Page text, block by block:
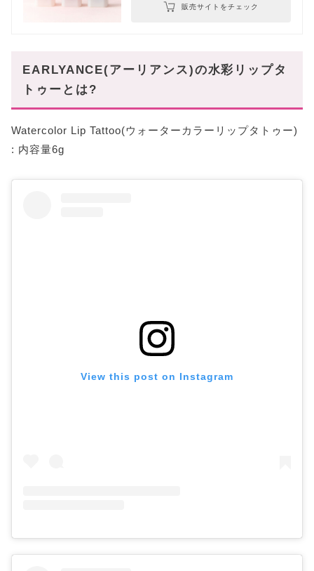
販売サイトをチェック
EARLYANCE(アーリアンス)の水彩リップタ
トゥーとは?
Watercolor Lip Tattoo(ウォーターカラーリップタトゥー)
: 内容量6g
View this post on Instagram